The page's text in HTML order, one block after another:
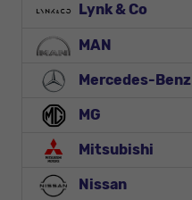
Lynk & Co
MAN
Mercedes-Benz
MG
Mitsubishi
Nissan